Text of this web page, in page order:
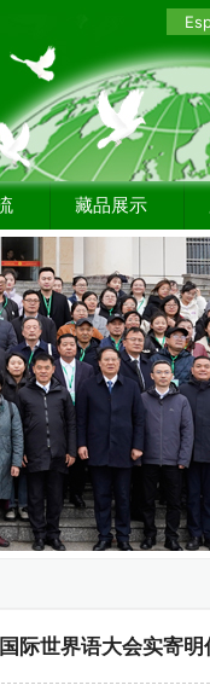
藏品展示
际世界语大会实寄明